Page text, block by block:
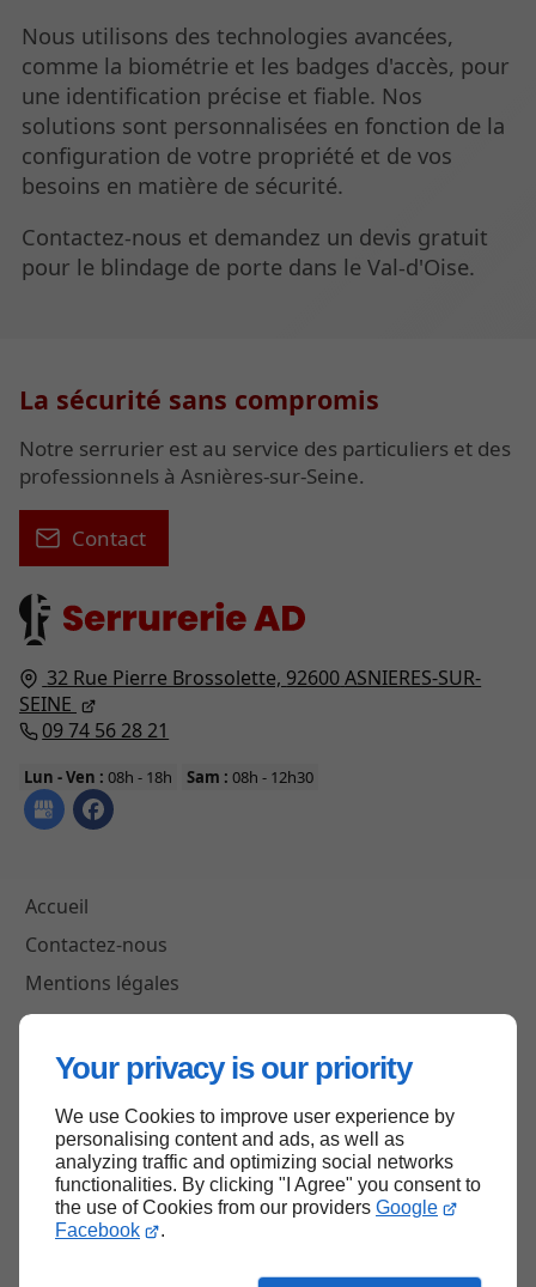
Your privacy is our priority
We use Cookies to improve user experience by
personalising content and ads, as well as
analyzing traffic and optimizing social networks
functionalities. By clicking "I Agree" you consent to
the use of Cookies from our providers Google
Facebook
.
Nous utilisons des technologies avancées,
comme la biométrie et les badges d'accès, pour
une identification précise et fiable. Nos
solutions sont personnalisées en fonction de la
configuration de votre propriété et de vos
besoins en matière de sécurité.
Contactez-nous et demandez un devis gratuit
pour le blindage de porte dans le Val-d'Oise.
32 Rue Pierre Brossolette, 92600ASNIERES-SUR-
SEINE
09 74 56 28 21
Lun - Ven :08h - 18h Sam :08h - 12h30
Accueil
Contactez-nous
Mentions légales
Plan du site
La sécurité sans compromis
Notre serrurier est au service des particuliers et des
professionnels à Asnières-sur-Seine.
Contact
Haut de page